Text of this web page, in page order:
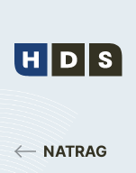
NATRAG